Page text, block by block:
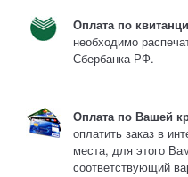
Оплата по
необходимо
Сбербанка РФ.
Оплата по Вашей
оплатить заказ в
места, для этого
соответствующий